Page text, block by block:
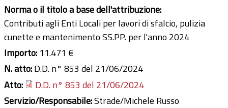
Norma o il titolo a base dell'attribuzione:
Contributi agli Enti Locali per lavori di sfalcio, pulizia
cunette e mantenimento SS.PP. per l'anno 2024
Importo: 11.471 €
N. atto:D.D. n° 853 del 21/06/2024
Atto:
D.D. n° 853 del 21/06/2024
Servizio/Responsabile:Strade/Michele Russo